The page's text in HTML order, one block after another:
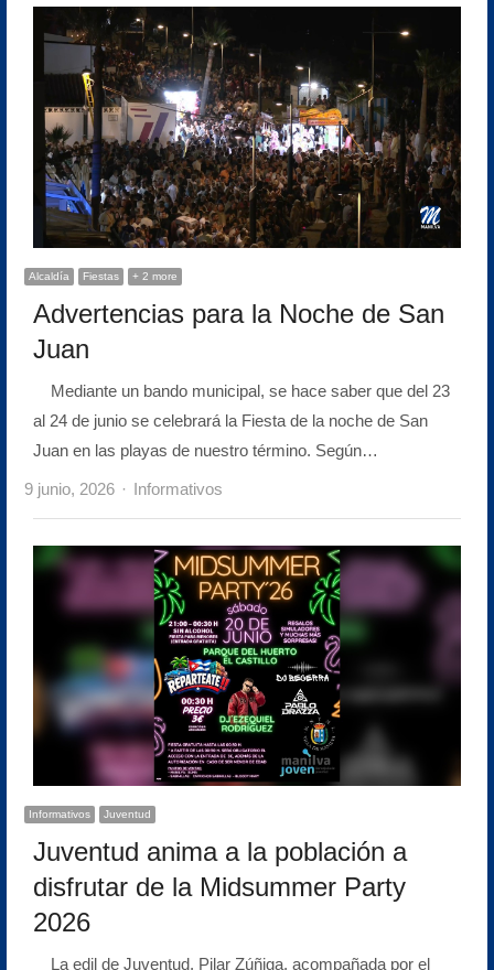
Alcaldía Fiestas + 2 more
Advertencias para la Noche de San
Juan
Mediante un bando municipal, se hace saber que del 23
al 24 de junio se celebrará la Fiesta de la noche de San
Juan en las playas de nuestro término. Según…
9 junio, 2026 Author
Informativos
Informativos Juventud
Juventud anima a la población a
disfrutar de la Midsummer Party
2026
La edil de Juventud, Pilar Zúñiga, acompañada por el